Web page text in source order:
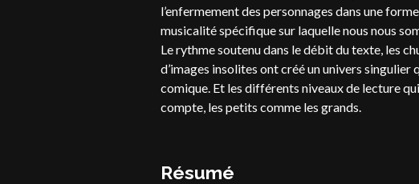
l’enfermement des personnages dans une
musicalité spécifique sur laquelle nous nous
Le rythme soutenu dans le débit du texte, les
d’images insolites ont créé un univers
comique. Et les différents niveaux de lecture
compte, les petits comme les grands.
Résumé